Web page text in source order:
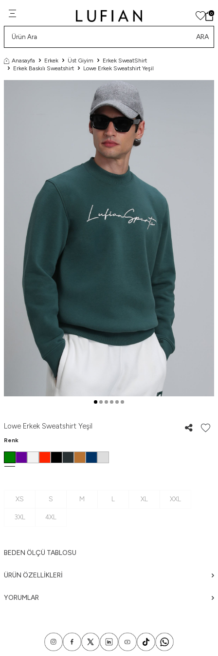
0
ARA
Anasayfa Erkek Üst Giyim
Erkek SweatShirt
Erkek Baskılı Sweatshirt
Lowe Erkek Sweatshirt Yeşil
Lowe Erkek Sweatshirt Yeşil
Renk
XS S M L XL XXL
3XL 4XL
BEDEN ÖLÇÜ TABLOSU
ÜRÜN ÖZELLIKLERI
YORUMLAR